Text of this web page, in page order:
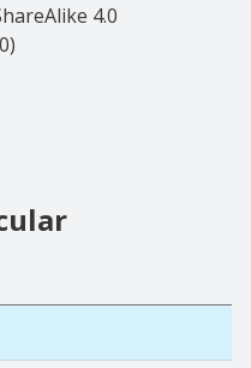
4.0